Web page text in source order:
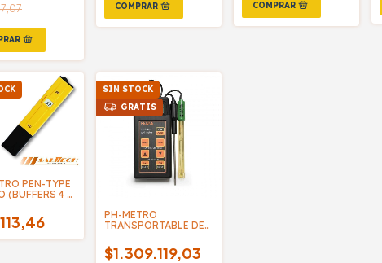
PEN-TYPE
(BUFFERS 4 Y
SIN STOCK
GRATIS
PH-METRO
TRANSPORTABLE DE
8424 - HANNA
$1.309.119,03